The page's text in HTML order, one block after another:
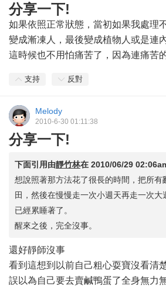
分享一下!
如果依照正常狀態，當初如果我處理
變成漸凍人，最後變成植物人或是連
這時候也不用怕痛苦了，因為連痛苦
支持 反對
Melody
2010-6-30 01:11:38
分享一下!
下面引用由靜竹林在 2010/06/29
想說照著那方法花了很長的時間，把所有
田，然後在慢慢走一次小週天再走一次
已經累睡著了。
醒來之後，完全沒事。
還好靜師沒事
看到這想到以前自己粗心耍寶沒看清
誤以為自己要去賣鹹鴨蛋了全身無力